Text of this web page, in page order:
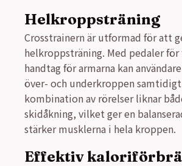
Helkroppsträning
Crosstrainern är utformad för att
helkroppsträning. Med pedaler
handtag för armarna kan
över- och underkroppen
kombination av rörelser liknar
skidåkning, vilket ger en
stärker musklerna i hela kroppen.
Effektiv